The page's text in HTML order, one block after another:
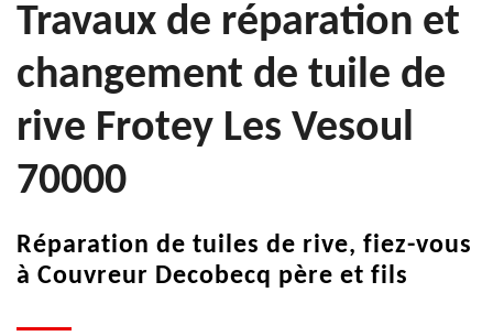
Travaux de réparation et
changement de tuile de
rive Frotey Les Vesoul
70000
Réparation de tuiles de rive, fiez-vous
à Couvreur Decobecq père et fils